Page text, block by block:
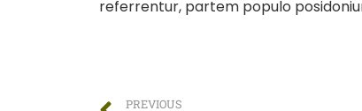
referrentur, partem populo
PREVIOUS